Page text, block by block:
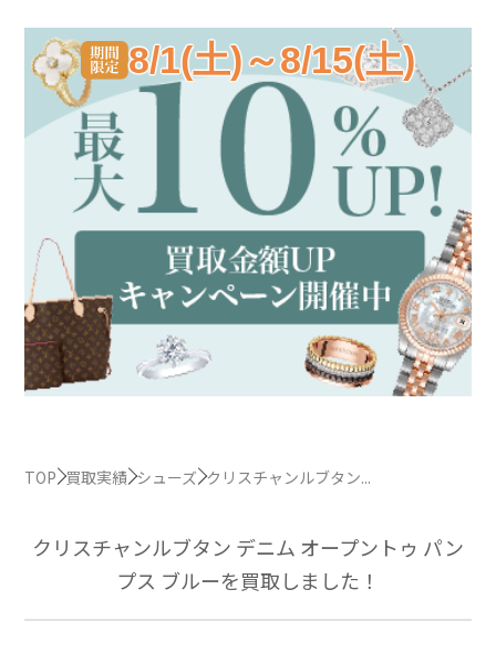
8/1(土)～8/15(土)
TOP 買取実績 シューズ クリスチャンルブタン...
クリスチャンルブタン デニム オープントゥ パン
プス ブルーを買取しました！